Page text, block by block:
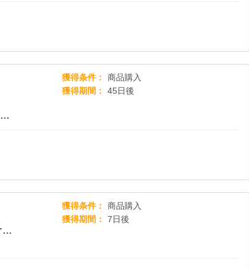
【イケベ楽器店オンラインストア】楽器を買うならイケベ！
獲得条件
商品購入
獲得期間
45日後
オーディオブック配信サービス【audiobook.jp（オーディオブックドットジェイピー）】
獲得条件
商品購入
獲得期間
7日後